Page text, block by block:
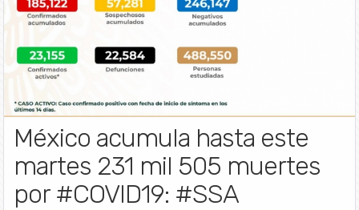
México acumula hasta este
martes 231 mil 505 muertes
por #COVID19: #SSA